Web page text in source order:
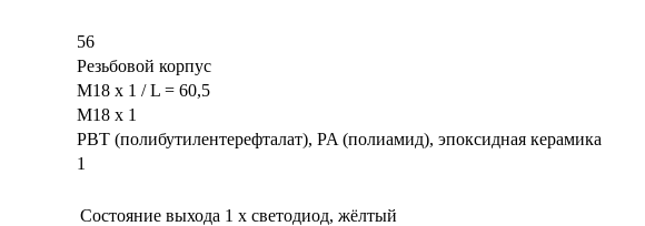
56
Резьбовой корпус
M18 x 1 / L = 60,5
M18 x 1
PBT (полибутилентерефталат), PA (полиамид), эпоксидная керамика
1
Состояние выхода 1 x светодиод, жёлтый